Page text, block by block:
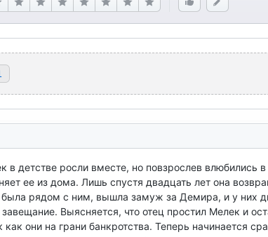
в детстве росли вместе, но повзрослев
ее из дома. Лишь спустя двадцать лет она
рядом с ним, вышла замуж за Демира, и у них
Выясняется, что отец простил Мелек и
как они на грани банкротства. Теперь